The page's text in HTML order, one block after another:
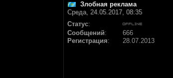
Злобная реклама
Среда, 24.05.2017, 08:35
Статус:
Сообщений:
666
Регистрация: 28.07.2013